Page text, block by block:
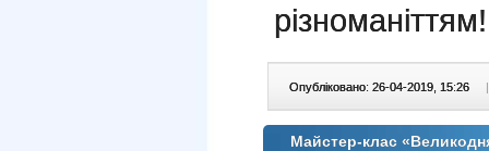
різноманіттям!
Опубліковано: 26-04-2019, 15:26 |
Майстер-клас